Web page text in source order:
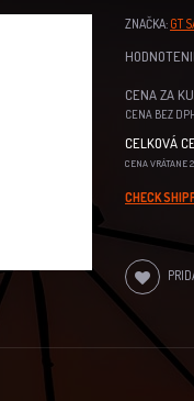
ZNAČKA: GT
CENA ZA
CENA BEZ
CELKOVÁ
CENA VRÁTANE
CHECK